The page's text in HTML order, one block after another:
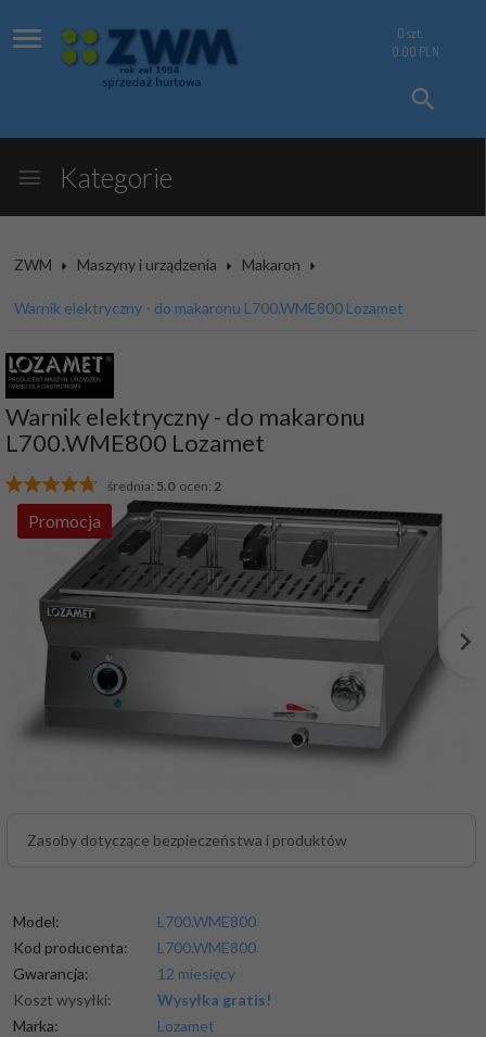
0 szt.
0.00 PLN
Kategorie
ZWM Maszyny i urządzenia Makaron
Warnik elektryczny - do makaronu L700.WME800 Lozamet
Warnik elektryczny - do makaronu
L700.WME800 Lozamet
średnia: 5.0ocen: 2
Promocja
Zasoby dotyczące bezpieczeństwa i produktów
Model:
L700.WME800
Kod producenta:
L700.WME800
Gwarancja:
12 miesięcy
Koszt wysyłki:
Wysyłka gratis!
Marka:
Lozamet